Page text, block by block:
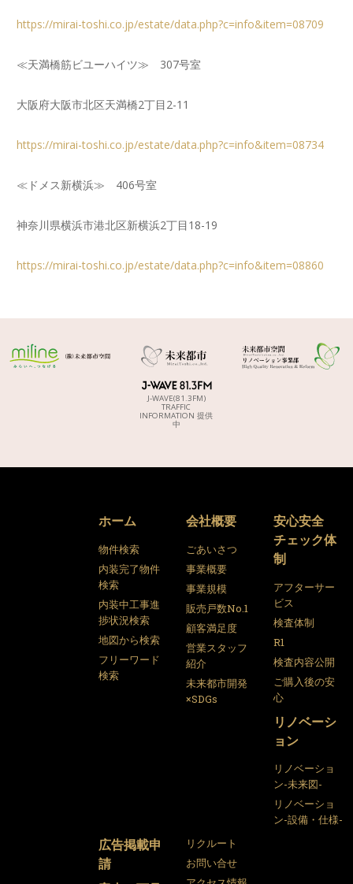
https://mirai-toshi.co.jp/estate/data.php?c=info&item=08709
≪天満橋筋ビユーハイツ≫ 307号室
大阪府大阪市北区天満橋2丁目2-11
https://mirai-toshi.co.jp/estate/data.php?c=info&item=08734
≪ドメス新横浜≫ 406号室
神奈川県横浜市港北区新横浜2丁目18-19
https://mirai-toshi.co.jp/estate/data.php?c=info&item=08860
J-WAVE(81.3FM)
TRAFFIC
INFORMATION 提供
中
ホーム
物件検索
内装完了物件
検索
内装中工事進
捗状況検索
地図から検索
フリーワード
検索
会社概要
ごあいさつ
事業概要
事業規模
販売戸数No.1
顧客満足度
営業スタッフ
紹介
未来都市開発
×SDGs
安心安全
チェック体
制
アフターサー
ビス
検査体制
R1
検査内容公開
ご購入後の安
心
リノベーシ
ョン
リノベーショ
ン-未来図-
リノベーショ
ン-設備・仕様-
広告掲載申
請
リクルート
お問い合せ